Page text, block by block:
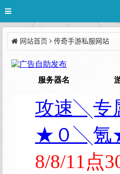
网站首页 传奇手游私服网站